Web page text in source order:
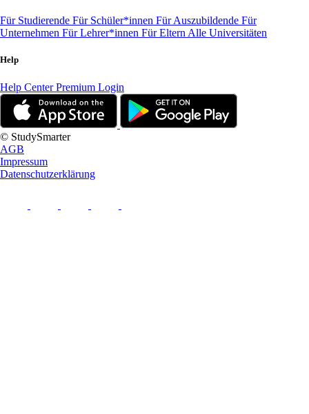
Für Studierende Für Schüler*innen Für Auszubildende Für
Unternehmen Für Lehrer*innen Für Eltern Alle Universitäten
Help
Help CenterPremium Login
© StudySmarter
AGB
Impressum
Datenschutzerklärung